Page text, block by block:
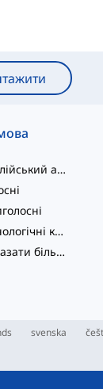
Англійський алфавіт
Фонологічні концепції
Показати більше
svenska